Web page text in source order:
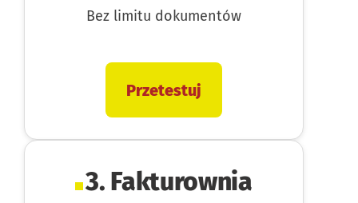
Bez limitu dokumentów
Przetestuj
3. Fakturownia